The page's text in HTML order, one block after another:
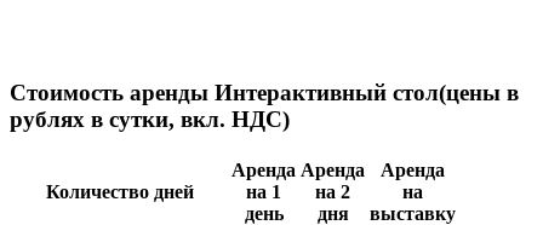
Стоимость аренды Интерактивный стол(цены в
рублях в сутки, вкл. НДС)
Количество дней
Аренда
на 1
день
Аренда
на 2
дня
Аренда
на
выставку